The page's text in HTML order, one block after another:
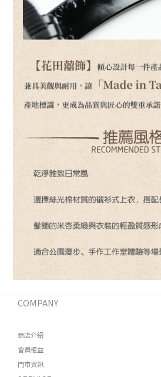
COMPANY
商店介紹
會員權益
門市資訊